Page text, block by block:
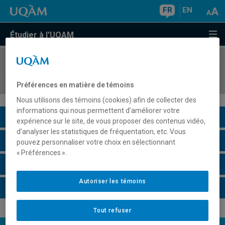
FR EN
Étudier à l'UQAM
COURS//
Description du cours
Horaire - Été 2026
Préférences en matière de témoins
Nous utilisons des témoins (cookies) afin de collecter des
informations qui nous permettent d’améliorer votre
expérience sur le site, de vous proposer des contenus vidéo,
d’analyser les statistiques de fréquentation, etc. Vous
pouvez personnaliser votre choix en sélectionnant
« Préférences ».
Tout refuser
Autoriser les témoins